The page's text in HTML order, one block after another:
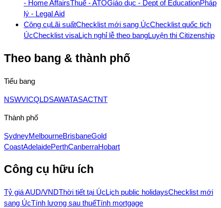
- Home AffairsThuế - ATOGiáo dục - Dept of EducationPháp
lý - Legal Aid
Công cụLãi suấtChecklist mới sang ÚcChecklist quốc tịch
ÚcChecklist visaLịch nghỉ lễ theo bangLuyện thi Citizenship
Theo bang & thành phố
Tiểu bang
NSWVICQLDSAWATASACTNT
Thành phố
SydneyMelbourneBrisbaneGold
CoastAdelaidePerthCanberraHobart
Công cụ hữu ích
Tỷ giá AUD/VNDThời tiết tại ÚcLịch public holidaysChecklist mới
sang ÚcTính lương sau thuếTính mortgage